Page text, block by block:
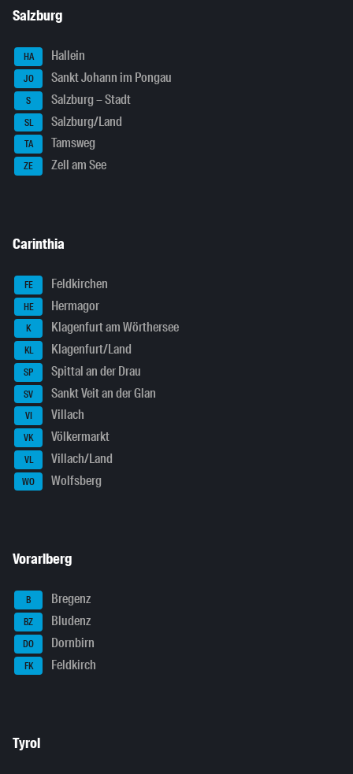
Salzburg
HA Hallein
JO Sankt Johann im Pongau
S Salzburg – Stadt
SL Salzburg/Land
TA Tamsweg
ZE Zell am See
Carinthia
FE Feldkirchen
HE Hermagor
K Klagenfurt am Wörthersee
KL Klagenfurt/Land
SP Spittal an der Drau
SV Sankt Veit an der Glan
VI Villach
VK Völkermarkt
VL Villach/Land
WO Wolfsberg
Vorarlberg
B Bregenz
BZ Bludenz
DO Dornbirn
FK Feldkirch
Tyrol